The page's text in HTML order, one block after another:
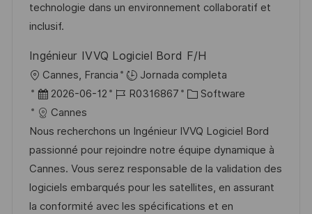
n p
u
l
i
c
a
c
i
ó
n
l
í
technologie dans un environnement collaboratif et
inclusif.
Ingénieur IVVQ Logiciel Bord F/H
U
b
c
a
c
i
ó
Cannes, Francia
Jornada completa
F
e
c
h
a
d
e
2026-06-12
I
d
e
e
m
p
R0316867
C
t
e
g
o
r
Software
Cannes
Nous recherchons un Ingénieur IVVQ Logiciel Bord
passionné pour rejoindre notre équipe dynamique à
Cannes. Vous serez responsable de la validation des
logiciels embarqués pour les satellites, en assurant
la conformité avec les spécifications et en